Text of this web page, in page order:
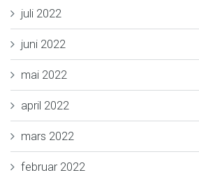
juli 2022
juni 2022
mai 2022
april 2022
mars 2022
februar 2022